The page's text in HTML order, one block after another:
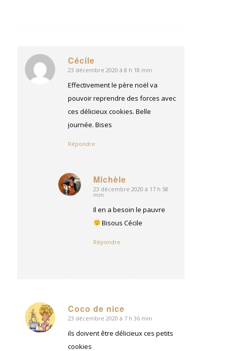
Cécile
dit
:
23 décembre 2020 à 8 h 18 min
Effectivement le père noël va
pouvoir reprendre des forces avec
ces délicieux cookies. Belle
journée. Bises
Répondre
Michèle
dit
23 décembre 2020 à 17 h 58
min
Il en a besoin le pauvre
Bisous Cécile
Répondre
Coco de nice
dit
:
23 décembre 2020 à 7 h 36 min
ils doivent être délicieux ces petits
cookies